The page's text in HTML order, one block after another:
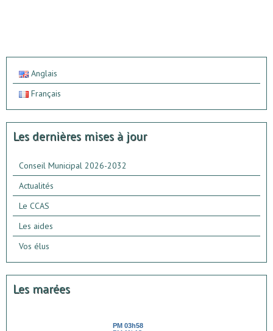
Anglais
Français
Les dernières mises à jour
Conseil Municipal 2026-2032
Actualités
Le CCAS
Les aides
Vos élus
Les marées